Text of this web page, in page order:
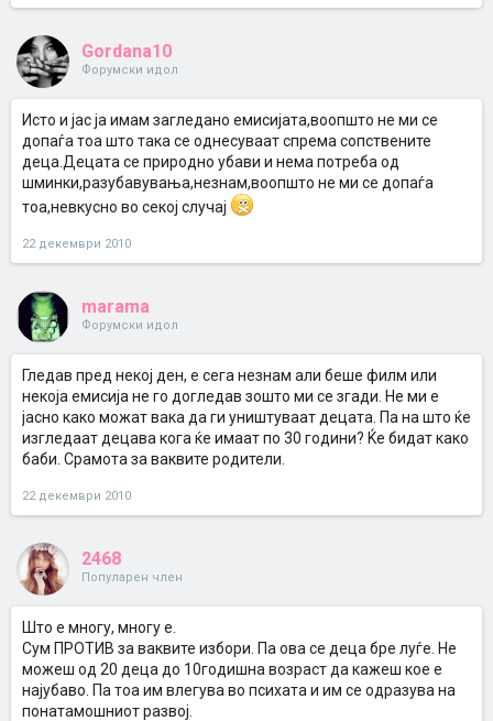
Gordana10
Форумски идол
Исто и јас ја имам загледано емисијата,воопшто не ми се
допаѓа тоа што така се однесуваат спрема сопствените
деца.Децата се природно убави и нема потреба од
шминки,разубавувања,незнам,воопшто не ми се допаѓа
тоа,невкусно во секој случај
22 декември 2010
marama
Форумски идол
Гледав пред некој ден, е сега незнам али беше филм или
некоја емисија не го догледав зошто ми се згади. Не ми е
јасно како можат вака да ги уништуваат децата. Па на што ќе
изгледаат децава кога ќе имаат по 30 години? Ќе бидат како
баби. Срамота за ваквите родители.
22 декември 2010
2468
Популарен член
Што е многу, многу е.
Сум ПРОТИВ за ваквите избори. Па ова се деца бре луѓе. Не
можеш од 20 деца до 10годишна возраст да кажеш кое е
најубаво. Па тоа им влегува во психата и им се одразува на
понатамошниот развој.